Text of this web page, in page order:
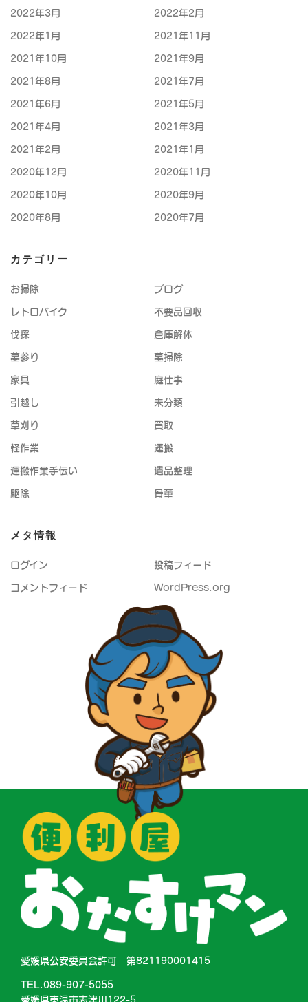
2022年3月 2022年2月
2022年1月 2021年11月
2021年10月 2021年9月
2021年8月 2021年7月
2021年6月 2021年5月
2021年4月 2021年3月
2021年2月 2021年1月
2020年12月 2020年11月
2020年10月 2020年9月
2020年8月 2020年7月
カテゴリー
お掃除 ブログ
レトロバイク 不要品回収
伐採 倉庫解体
墓参り 墓掃除
家具 庭仕事
引越し 未分類
草刈り 買取
軽作業 運搬
運搬作業手伝い 遺品整理
駆除 骨董
メタ情報
ログイン 投稿フィード
コメントフィード WordPress.org
愛媛県公安委員会許可 第821190001415
TEL.089-907-5055
愛媛県東温市志津川122-5